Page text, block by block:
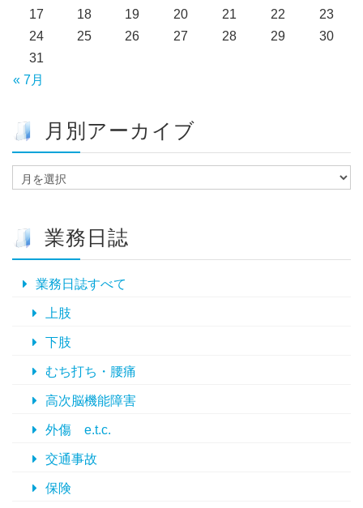
« 7月
17
18 19 20 21 22
23
24
25 26 27 28 29
30
31
月別アーカイブ
別
カ
業務日誌
業務日誌すべて
上肢
下肢
むち打ち・腰痛
高次脳機能障害
外傷 e.t.c.
交通事故
保険